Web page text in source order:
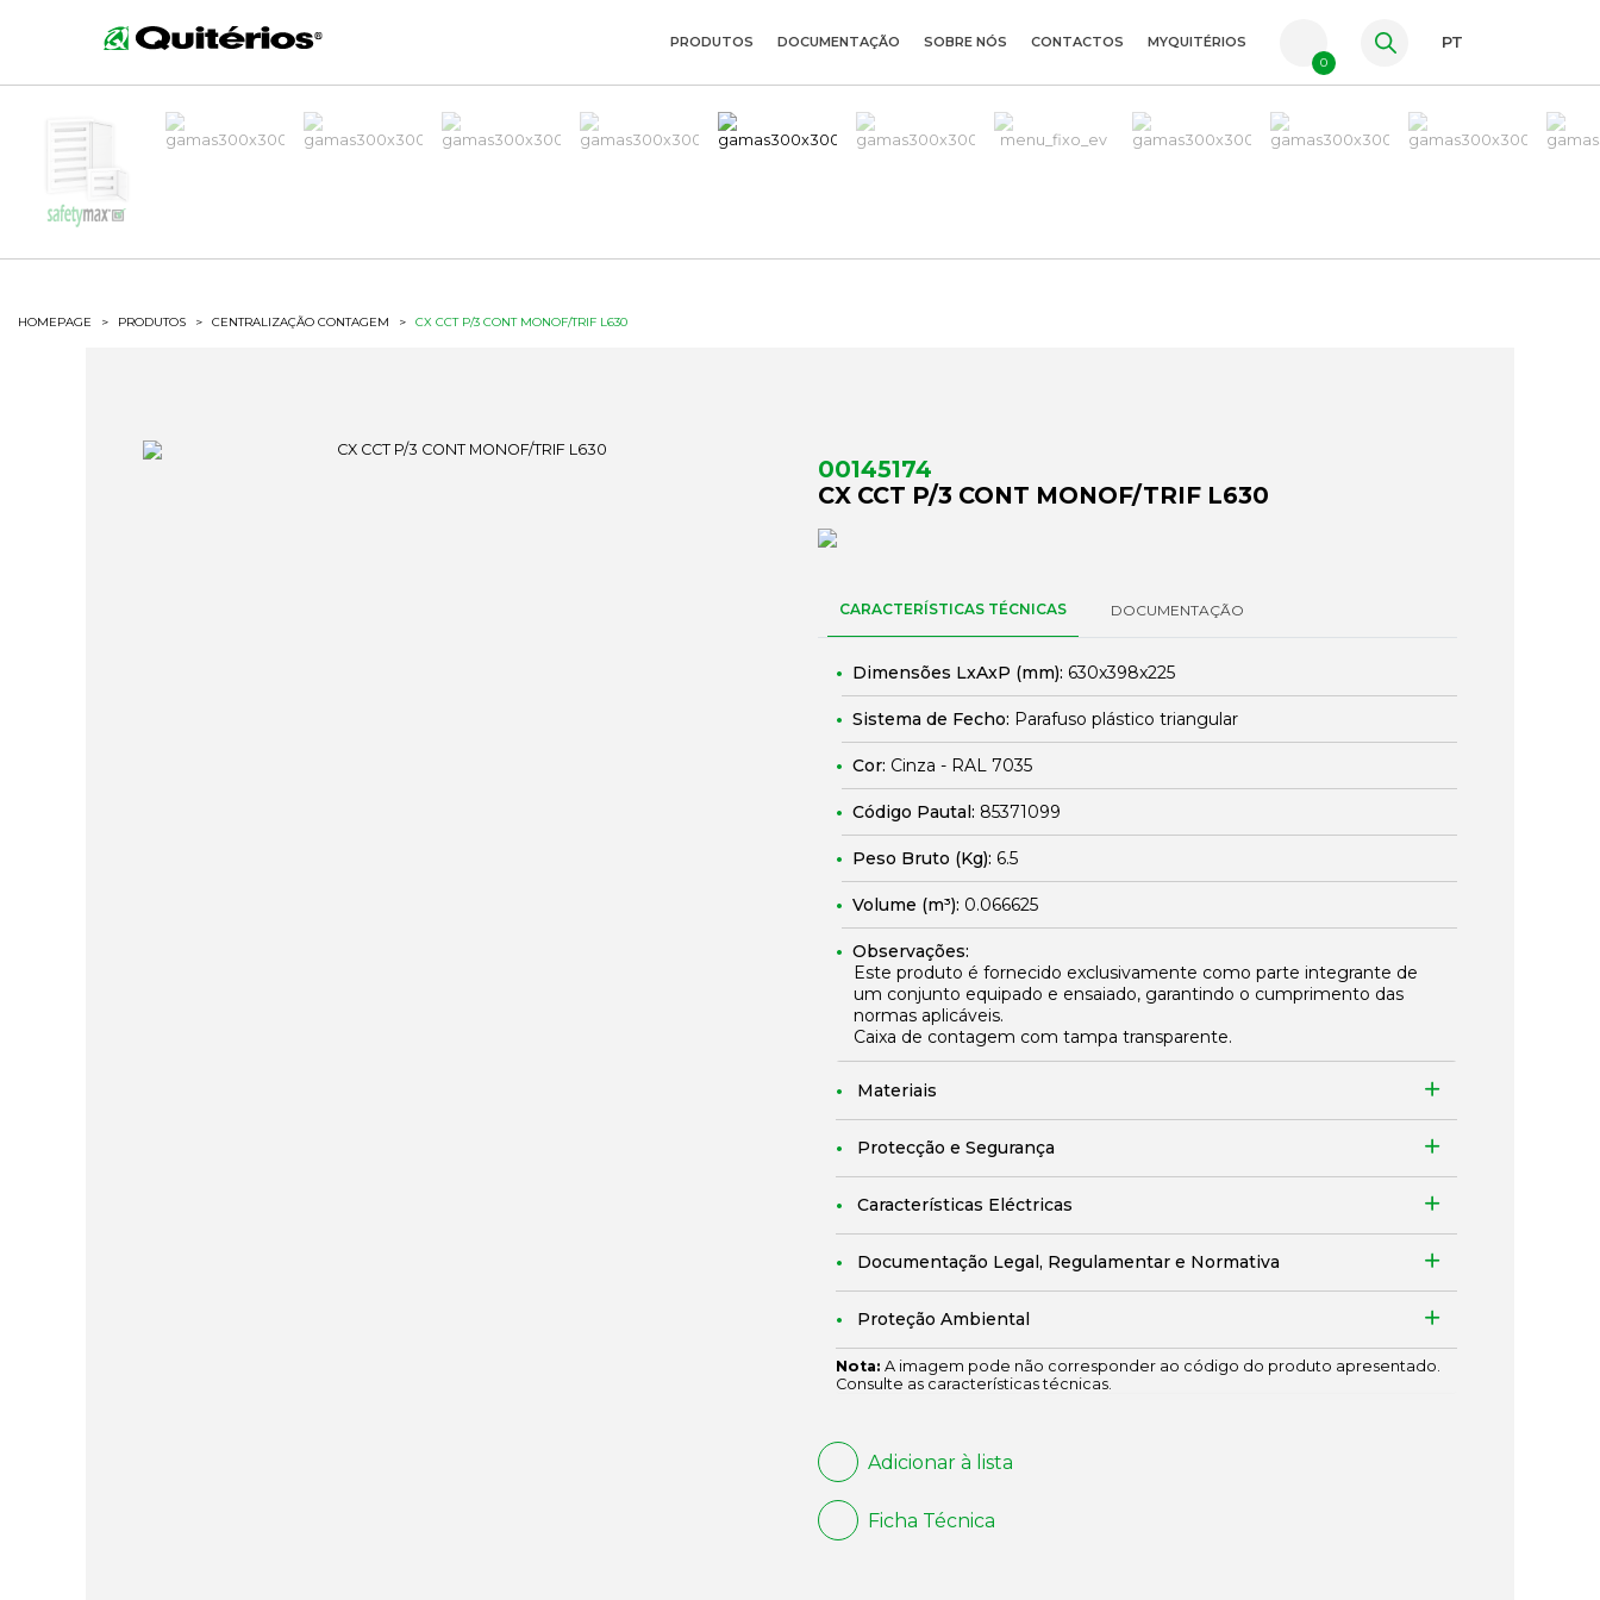
ES
PRODUTOS DOCUMENTAÇÃO SOBRE NÓS CONTACTOS MYQUITÉRIOS
0
PT
HOMEPAGE > PRODUTOS > CENTRALIZAÇÃO CONTAGEM > CX CCT P/3 CONT MONOF/TRIF L630
00145174
CX CCT P/3 CONT MONOF/TRIF L630
CARACTERÍSTICAS TÉCNICAS DOCUMENTAÇÃO
Dimensões LxAxP (mm): 630x398x225
Sistema de Fecho: Parafuso plástico triangular
Cor: Cinza - RAL 7035
Código Pautal: 85371099
Peso Bruto (Kg): 6.5
Volume (m³): 0.066625
Observações:
Este produto é fornecido exclusivamente como parte integrante de
um conjunto equipado e ensaiado, garantindo o cumprimento das
normas aplicáveis.
Caixa de contagem com tampa transparente.
Materiais
Protecção e Segurança
Características Eléctricas
Documentação Legal, Regulamentar e Normativa
Proteção Ambiental
Nota: A imagem pode não corresponder ao código do produto apresentado.
Consulte as características técnicas.
Adicionar à lista
Ficha Técnica